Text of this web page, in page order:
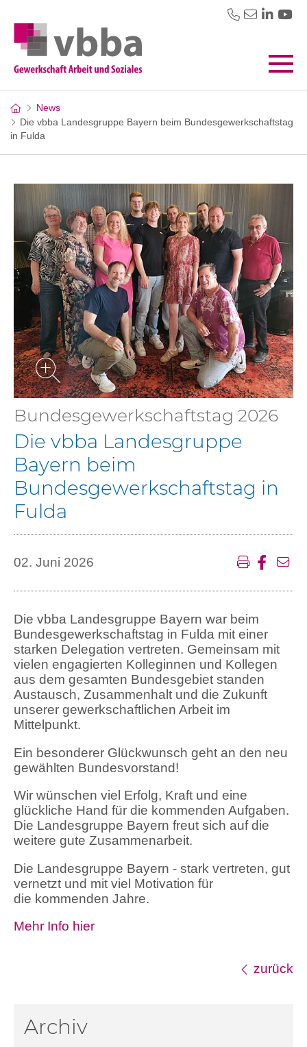
News
Die vbba Landesgruppe Bayern beim Bundesgewerkschaftstag
in Fulda
Bundesgewerkschaftstag 2026
Die vbba Landesgruppe
Bayern beim
Bundesgewerkschaftstag in
Fulda
02. Juni 2026
Die vbba Landesgruppe Bayern war beim
Bundesgewerkschaftstag in Fulda mit einer
starken Delegation vertreten. Gemeinsam mit
vielen engagierten Kolleginnen und Kollegen
aus dem gesamten Bundesgebiet standen
Austausch, Zusammenhalt und die Zukunft
unserer gewerkschaftlichen Arbeit im
Mittelpunkt.
Ein besonderer Glückwunsch geht an den neu
gewählten Bundesvorstand!
Wir wünschen viel Erfolg, Kraft und eine
glückliche Hand für die kommenden Aufgaben.
Die Landesgruppe Bayern freut sich auf die
weitere gute Zusammenarbeit.
Die Landesgruppe Bayern - stark vertreten, gut
vernetzt und mit viel Motivation für
die kommenden Jahre.
Mehr Info hier
zurück
Archiv